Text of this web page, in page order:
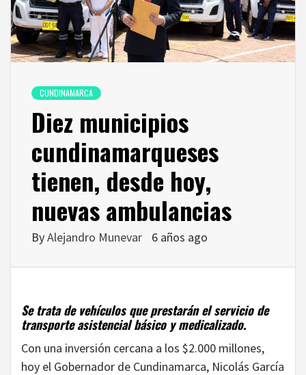
CUNDINAMARCA
Diez municipios
cundinamarqueses
tienen, desde hoy,
nuevas ambulancias
ByAlejandro Munevar 6 años ago
Se trata de vehículos que prestarán el servicio de
transporte asistencial básico y medicalizado.
Con una inversión cercana a los $2.000 millones,
hoy el Gobernador de Cundinamarca, Nicolás García